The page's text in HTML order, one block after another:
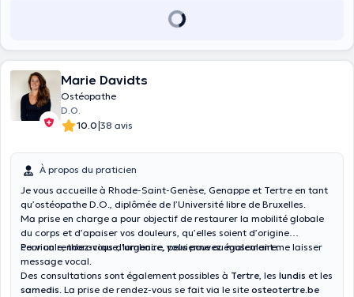
Marie Davidts
Ostéopathe
D.O.
10.0|38 avis
À propos du praticien
Je vous accueille à Rhode-Saint-Genèse, Genappe et Tertre en tant
qu’ostéopathe D.O., diplômée de l’Université libre de Bruxelles.
Ma prise en charge a pour objectif de restaurer la mobilité globale
du corps et d’apaiser vos douleurs, qu’elles soient d’origine
cervicale, thoracique, lombaire, pelvienne ou musculaire.
Pour un rendez-vous d'urgence, vous pouvez également me laisser
message vocal.
Des consultations sont également possibles à Tertre, les lundis et les
samedis. La prise de rendez-vous se fait via le site osteotertre.be